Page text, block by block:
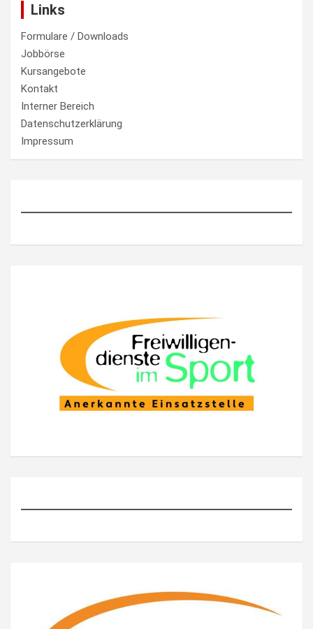
Links
Formulare / Downloads
Jobbörse
Kursangebote
Kontakt
Interner Bereich
Datenschutzerklärung
Impressum